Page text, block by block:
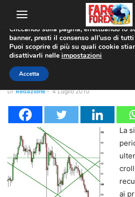
Home Analisi Tecnica
Analisi Tecnica Coppie Valute USD/JPY
Analisi Tecnica:
Di Redazione - 4 Luglio 2010
La
ai
Utilizziamo i cookie per offrirti la
sito web.
Cliccando sulla pagina, effettuando lo
banner, presti il consenso all’uso di
Puoi scoprire di più su quali cookie
disattivarli nelle impostazioni
Accetta